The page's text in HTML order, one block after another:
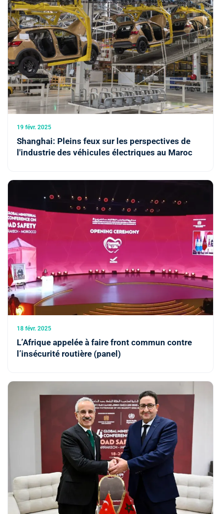
19 févr. 2025
Shanghai: Pleins feux sur les perspectives de
l'industrie des véhicules électriques au Maroc
18 févr. 2025
L’Afrique appelée à faire front commun contre
l’insécurité routière (panel)